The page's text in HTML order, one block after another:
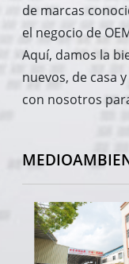
de marcas
el negocio de
Aquí, damos la
nuevos, de casa
con nosotros